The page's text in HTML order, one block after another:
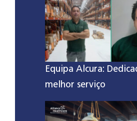
Equipa Alcura:
melhor serviço